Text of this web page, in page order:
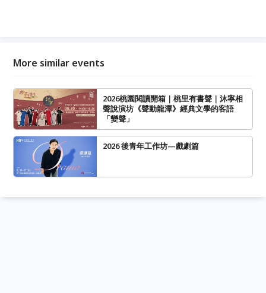
More similar events
2026桃園閱讀開箱｜桃里有書聲｜沐寧相
聲說演坊《聲動龍潭》經典文學的客語
「變聲」
2026 後青年工作坊—戲劇篇